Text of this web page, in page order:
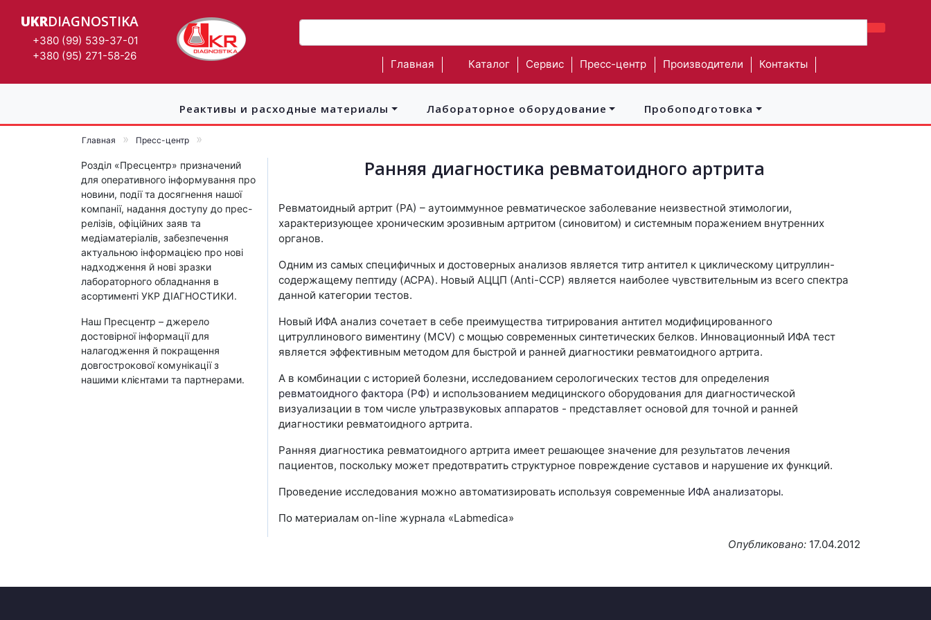
UKRDIAGNOSTIKA
+380 (99) 539-37-01
+380 (95) 271-58-26
Главная Каталог Сервис Пресс-центр Производители Контакты
Реактивы и расходные материалы Лабораторное оборудование Пробоподготовка
Главная Пресс-центр
Розділ «Пресцентр» призначений
для оперативного інформування про
новини, події та досягнення нашої
компанії, надання доступу до прес-
релізів, офіційних заяв та
медіаматеріалів, забезпечення
актуальною інформацією про нові
надходження й нові зразки
лабораторного обладнання в
асортименті УКР ДІАГНОСТИКИ.
Наш Пресцентр – джерело
достовірної інформації для
налагодження й покращення
довгострокової комунікації з
нашими клієнтами та партнерами.
Ранняя диагностика ревматоидного артрита
Ревматоидный артрит (РА) – аутоиммунное ревматическое заболевание неизвестной этимологии,
характеризующее хроническим эрозивным артритом (синовитом) и системным поражением внутренних
органов.
Одним из самых специфичных и достоверных анализов является титр антител к циклическому цитруллин-
содержащему пептиду (ACPA). Новый АЦЦП (Anti-CCP) является наиболее чувствительным из всего спектра
данной категории тестов.
Новый ИФА анализ сочетает в себе преимущества титрирования антител модифицированного
цитруллинового виментину (MCV) с мощью современных синтетических белков. Инновационный ИФА тест
является эффективным методом для быстрой и ранней диагностики ревматоидного артрита.
А в комбинации с историей болезни, исследованием серологических тестов для определения
ревматоидного фактора (РФ) и использованием медицинского оборудования для диагностической
визуализации в том числе ультразвуковых аппаратов - представляет основой для точной и ранней
диагностики ревматоидного артрита.
Ранняя диагностика ревматоидного артрита имеет решающее значение для результатов лечения
пациентов, поскольку может предотвратить структурное повреждение суставов и нарушение их функций.
Проведение исследования можно автоматизировать используя современные ИФА анализаторы.
По материалам on-line журнала «Labmedica»
Опубликовано: 17.04.2012